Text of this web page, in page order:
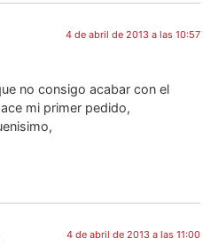
4 de abril de 2013 a las 10:57
no consigo acabar con el
mi primer pedido,
4 de abril de 2013 a las 11:00